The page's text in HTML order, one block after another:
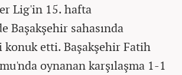
Lig'in 15. hafta
Başakşehir sahasında
konuk etti. Başakşehir Fatih
oynanan karşılaşma 1-1